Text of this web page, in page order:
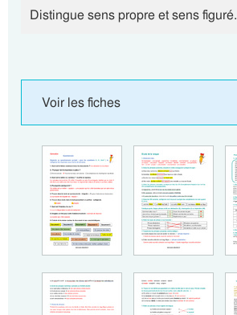
Distingue sens propre et sens figuré.
Voir les fiches